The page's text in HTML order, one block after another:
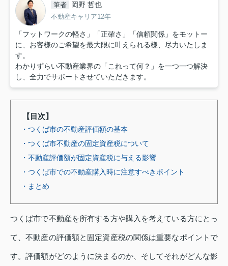
筆者 岡野 哲也
不動産キャリア12年
「フットワークの軽さ」「正確さ」「信頼関係」をモットー
に、お客様のご希望を最大限に叶えられる様、尽力いたしま
す。
わかりずらい不動産業界の「これって何？」を一つ一つ解決
し、全力でサポートさせていただきます。
【目次】
・つくば市の不動産評価額の基本
・つくば市不動産の固定資産税について
・不動産評価額が固定資産税に与える影響
・つくば市での不動産購入時に注意すべきポイント
・まとめ
つくば市で不動産を所有する方や購入を考えている方にとっ
て、不動産の評価額と固定資産税の関係は重要なポイントで
す。評価額がどのように決まるのか、そしてそれがどんな影